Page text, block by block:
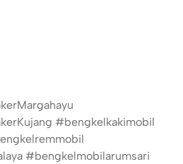
#bengkelkakimobil
#bengkelmobilarumsari